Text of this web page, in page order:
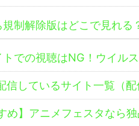
規制解除版はどこで見れる
での視聴はNG！ウイル
信しているサイト一覧（配
め】アニメフェスタなら